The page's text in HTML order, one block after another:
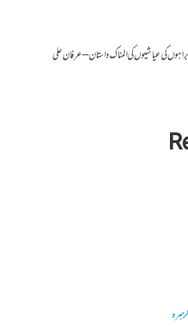
کی عیاشیوں کی المناک داستان – عرفان علی